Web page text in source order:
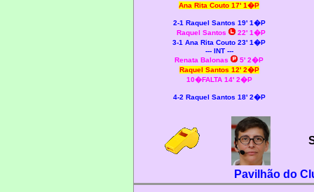
Ana Rita Couto 17' 1�P
2-1 Raquel Santos 19' 1�P
Raquel Santos
22' 1�P
3-1 Ana Rita Couto 23' 1�P
--- INT ---
Renata Balonas
5' 2�P
Raquel Santos 12' 2�P
10�FALTA 14' 2�P
4-2 Raquel Santos 18' 2�P
Pavilhão do